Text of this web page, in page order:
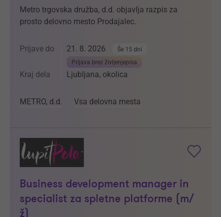
Metro trgovska družba, d.d. objavlja razpis za
prosto delovno mesto Prodajalec.
Prijave do 21. 8. 2026
Še 15 dni
Prijava brez življenjepisa
Kraj dela Ljubljana, okolica
METRO, d.d. Vsa delovna mesta
Business development manager in
specialist za spletne platforme (m/
ž)